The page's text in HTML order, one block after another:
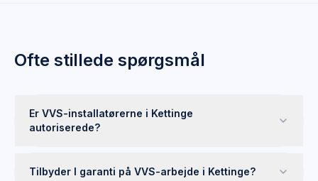
Ofte stillede spørgsmål
Er VVS-installatørerne i Kettinge
autoriserede?
Tilbyder I garanti på VVS-arbejde i Kettinge?